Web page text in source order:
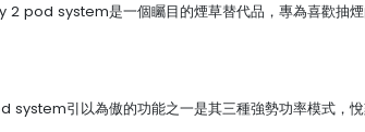
2 pod system是一個矚目的煙草替代品，專為喜歡抽
引以為傲的功能之一是其三種強勢功率模式，悅